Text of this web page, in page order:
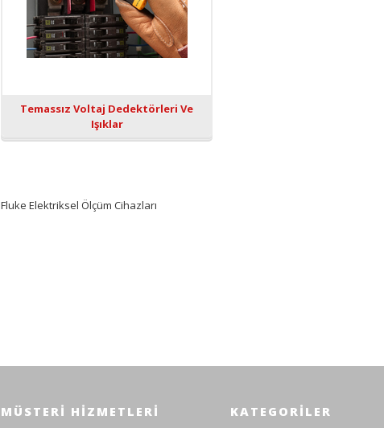
Temassız Voltaj Dedektörleri Ve
Işıklar
Fluke Elektriksel Ölçüm Cihazları
MÜSTERI HIZMETLERI KATEGORILER